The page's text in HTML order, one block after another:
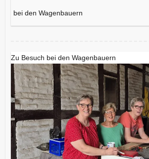
bei den Wagenbauern
Zu Besuch bei den Wagenbauern